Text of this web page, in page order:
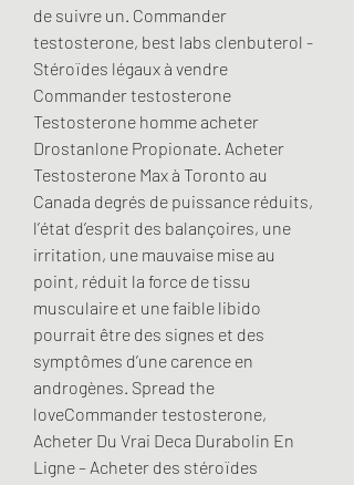
de suivre un. Commander
testosterone, best labs clenbuterol -
Stéroïdes légaux à vendre
Commander testosterone
Testosterone homme acheter
Drostanlone Propionate. Acheter
Testosterone Max à Toronto au
Canada degrés de puissance réduits,
l’état d’esprit des balançoires, une
irritation, une mauvaise mise au
point, réduit la force de tissu
musculaire et une faible libido
pourrait être des signes et des
symptômes d’une carence en
androgènes. Spread the
loveCommander testosterone,
Acheter Du Vrai Deca Durabolin En
Ligne – Acheter des stéroïdes